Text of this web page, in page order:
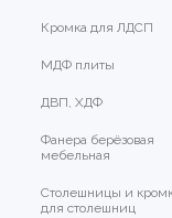
Кромка для ЛДСП
МДФ плиты
ДВП, ХДФ
Фанера берёзовая
мебельная
Столешницы и
для столешниц